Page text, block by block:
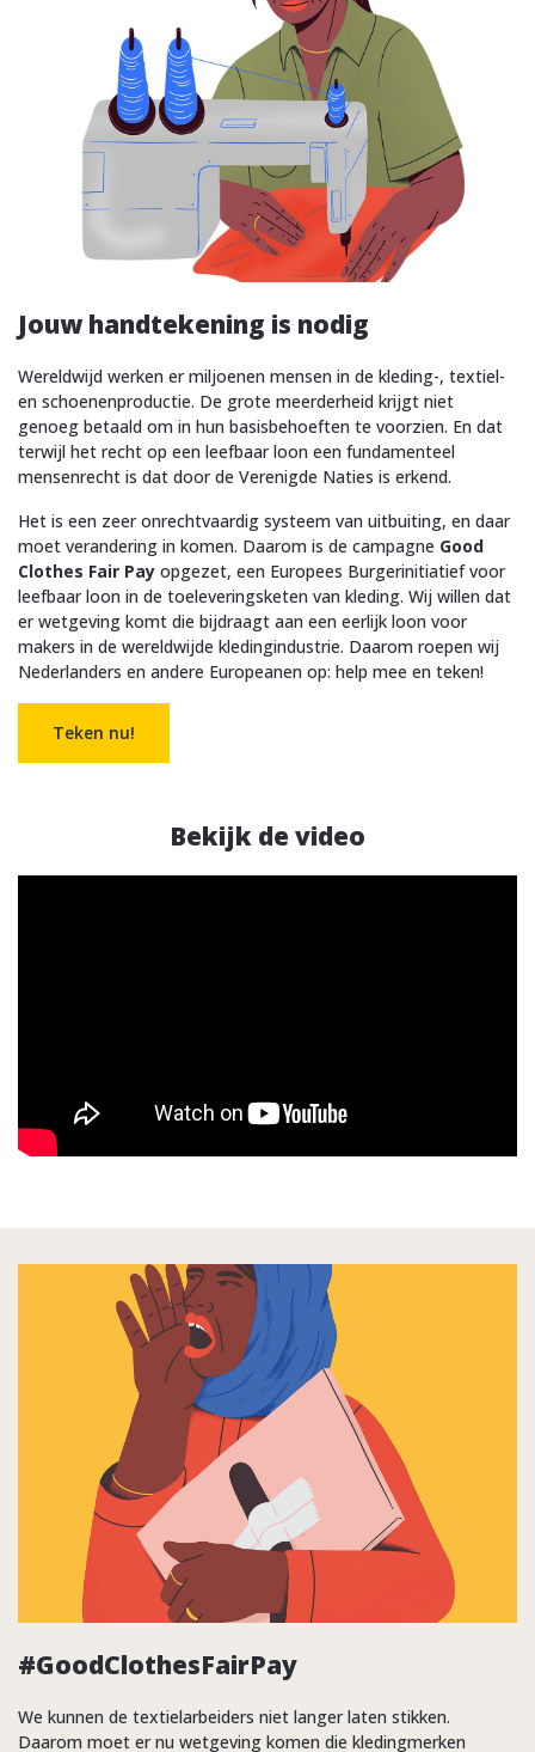
Jouw handtekening is nodig
Wereldwijd werken er miljoenen mensen in de kleding-, textiel-
en schoenenproductie. De grote meerderheid krijgt niet
genoeg betaald om in hun basisbehoeften te voorzien. En dat
terwijl het recht op een leefbaar loon een fundamenteel
mensenrecht is dat door de Verenigde Naties is erkend.
Het is een zeer onrechtvaardig systeem van uitbuiting, en daar
moet verandering in komen. Daarom is de campagne Good
Clothes Fair Pay opgezet, een Europees Burgerinitiatief voor
leefbaar loon in de toeleveringsketen van kleding. Wij willen dat
er wetgeving komt die bijdraagt aan een eerlijk loon voor
makers in de wereldwijde kledingindustrie. Daarom roepen wij
Nederlanders en andere Europeanen op: help mee en teken!
Teken nu!
Bekijk de video
#GoodClothesFairPay
We kunnen de textielarbeiders niet langer laten stikken.
Daarom moet er nu wetgeving komen die kledingmerken